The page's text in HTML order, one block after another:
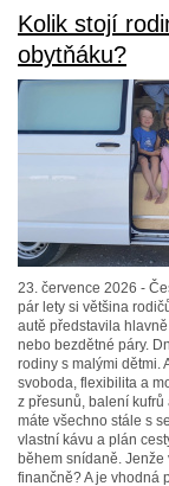
Kolik stojí
obytňáku?
23. července 2026 -
pár lety si většina
autě představila
nebo bezdětné páry.
rodiny s malými dětmi.
svoboda, flexibilita a
z přesunů, balení
máte všechno stále s
vlastní kávu a plán
během snídaně.
finančně? A je vhodná